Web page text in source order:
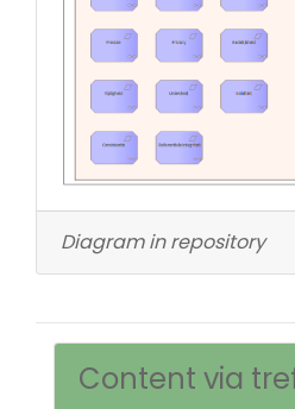
Diagram in repository
Content via